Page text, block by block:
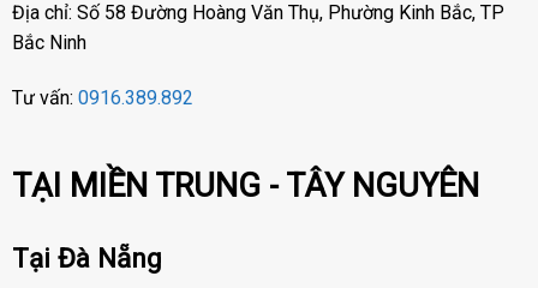
Địa chỉ: Số 58 Đường Hoàng Văn Thụ, Phường Kinh Bắc, TP
Bắc Ninh
Tư vấn: 0916.389.892
TẠI MIỀN TRUNG - TÂY NGUYÊN
Tại Đà Nẵng